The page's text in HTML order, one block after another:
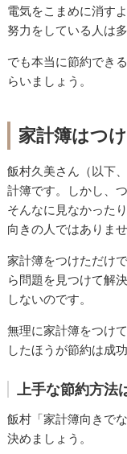
電気をこまめに消す
努力をしている人は
でも本当に節約でき
らいましょう。
家計簿はつ
飯村久美さん（以下
計簿です。しかし、
そんなに見なかった
向きの人ではありませ
家計簿をつけただけ
ら問題を見つけて解
しないのです。
無理に家計簿をつけ
したほうが節約は成功
上手な節約方法
飯村「家計簿向きで
決めましょう。